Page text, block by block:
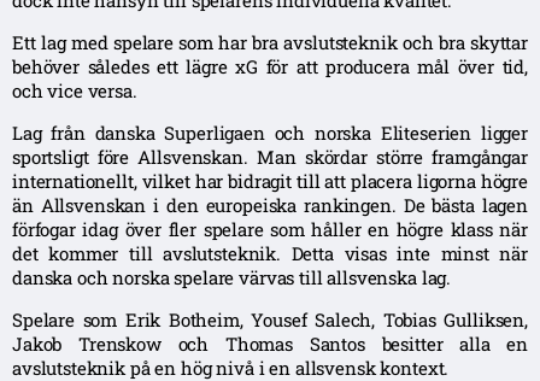
Ett lag med spelare som har bra avslutsteknik och bra skyttar
behöver således ett lägre xG för att producera mål över tid,
och vice versa.
Lag från danska Superligaen och norska Eliteserien ligger
sportsligt före Allsvenskan. Man skördar större framgångar
internationellt, vilket har bidragit till att placera ligorna högre
än Allsvenskan i den europeiska rankingen. De bästa lagen
förfogar idag över fler spelare som håller en högre klass när
det kommer till avslutsteknik. Detta visas inte minst när
danska och norska spelare värvas till allsvenska lag.
Spelare som Erik Botheim, Yousef Salech, Tobias Gulliksen,
Jakob Trenskow och Thomas Santos besitter alla en
avslutsteknik på en hög nivå i en allsvensk kontext.